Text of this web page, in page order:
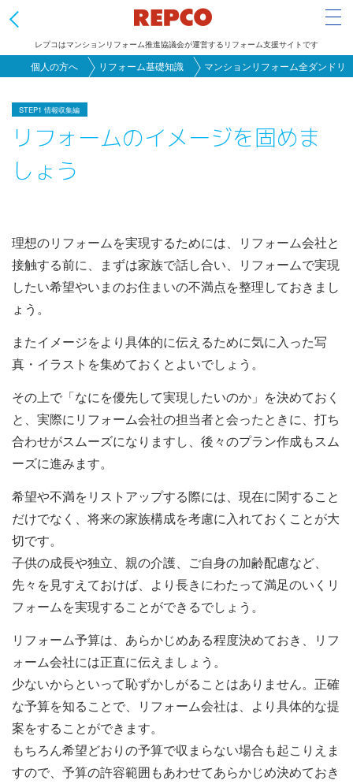
に
移
レプコはマンションリフォーム推進協議会が運営するリフォーム支援サイトです
個人の方へ リフォーム基礎知識 マンションリフォーム全ダンドリ
STEP1 情報収集編
リフォームのイメージを固めま
しょう
理想のリフォームを実現するためには、リフォーム会社と
接触する前に、まずは家族で話し合い、リフォームで実現
したい希望やいまのお住まいの不満点を整理しておきまし
ょう。
またイメージをより具体的に伝えるために気に入った写
真・イラストを集めておくとよいでしょう。
その上で「なにを優先して実現したいのか」を決めておく
と、実際にリフォーム会社の担当者と会ったときに、打ち
合わせがスムーズになりますし、後々のプラン作成もスム
ーズに進みます。
希望や不満をリストアップする際には、現在に関すること
だけでなく、将来の家族構成を考慮に入れておくことが大
切です。
子供の成長や独立、親の介護、ご自身の加齢配慮など、
先々を見すえておけば、より長きにわたって満足のいくリ
フォームを実現することができるでしょう。
リフォーム予算は、あらかじめある程度決めておき、リフ
ォーム会社には正直に伝えましょう。
少ないからといって恥ずかしがることはありません。正確
な予算を知ることで、リフォーム会社は、より具体的な提
案をすることができます。
もちろん希望どおりの予算で収まらない場合も起こりえま
すので、予算の許容範囲もあわせてあらかじめ決めておき